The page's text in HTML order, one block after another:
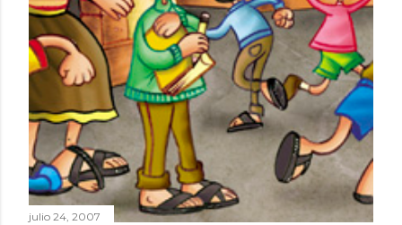
julio 24, 2007